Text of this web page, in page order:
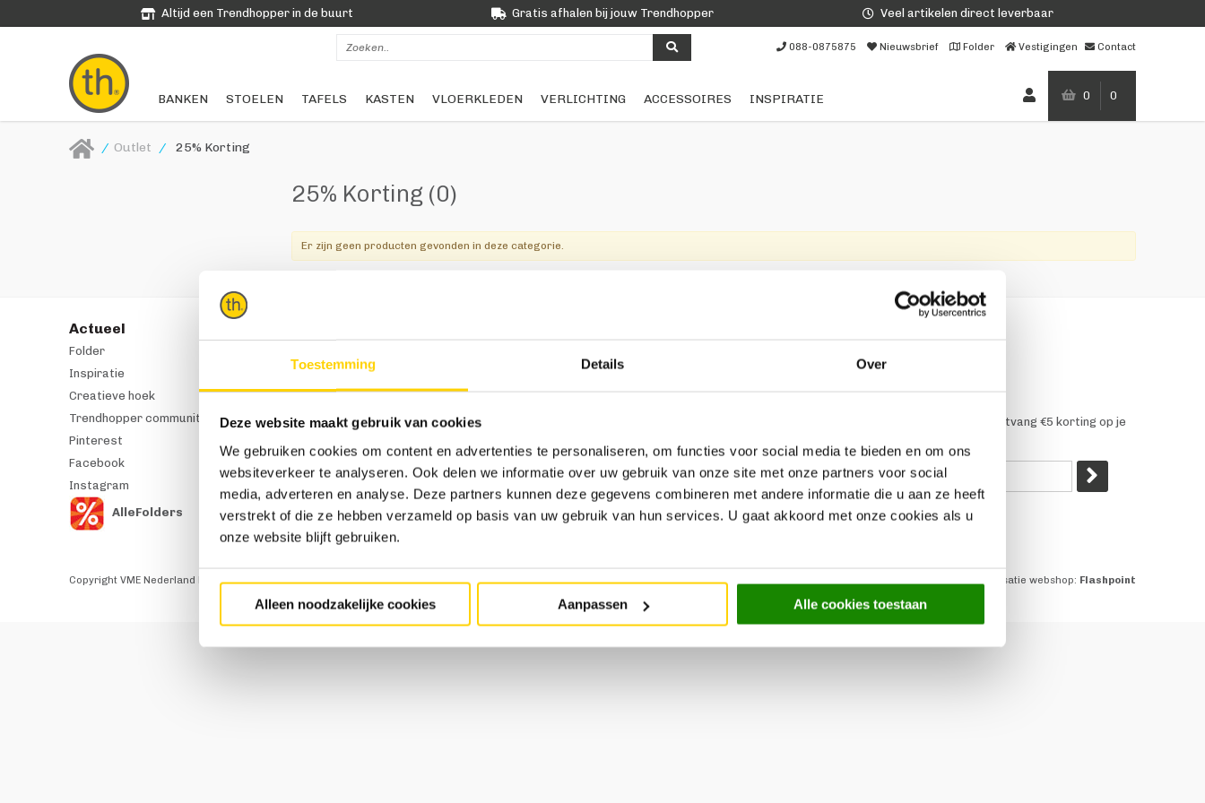
Toestemming Details Over
Deze website maakt gebruik van cookies
We gebruiken cookies om content en advertenties te personaliseren, om functies voor social media te bieden en om ons
websiteverkeer te analyseren. Ook delen we informatie over uw gebruik van onze site met onze partners voor social
media, adverteren en analyse. Deze partners kunnen deze gegevens combineren met andere informatie die u aan ze heeft
verstrekt of die ze hebben verzameld op basis van uw gebruik van hun services. U gaat akkoord met onze cookies als u
onze website blijft gebruiken.
Alleen noodzakelijke cookies Aanpassen Alle cookies toestaan
Altijd een Trendhopper in de buurt Gratis afhalen bij jouw Trendhopper Veel artikelen direct leverbaar
088-0875875 Nieuwsbrief Folder Vestigingen Contact
BANKEN STOELEN TAFELS KASTEN VLOERKLEDEN VERLICHTING ACCESSOIRES INSPIRATIE 0 0
/ Outlet / 25% Korting
25% Korting (0)
Er zijn geen producten gevonden in deze categorie.
Actueel
Folder
Inspiratie
Creatieve hoek
Trendhopper community
Pinterest
Facebook
Instagram
AlleFolders
Stoelen
Tafels
Vloerkleden
Verlichting
Outlet
Folderacties
Cadeaukaart
Ondernemer bij VME?
Betalen
Bezorgen
#trendhopperthuis
Contact
Meld je aan voor onze nieuwsbrief en ontvang €5 korting op je
Copyright VME Nederland B.V. 2026 Algemene voorwaarden Disclaimer Cookie policy Realisatie webshop: Flashpoint